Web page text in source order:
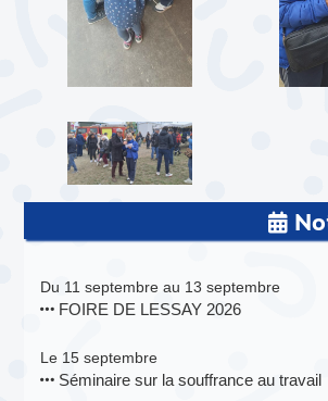
Du 11 septembre au 13 septembre
FOIRE DE LESSAY 2026
Le 15 septembre
Séminaire sur la souffrance au travail